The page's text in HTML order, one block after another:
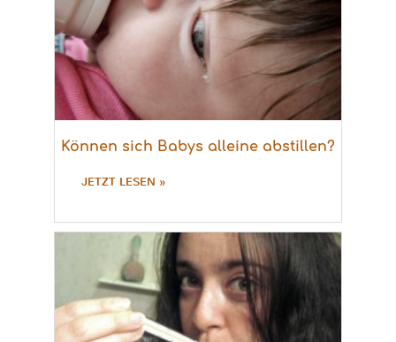
Können sich Babys alleine abstillen?
JETZT LESEN »